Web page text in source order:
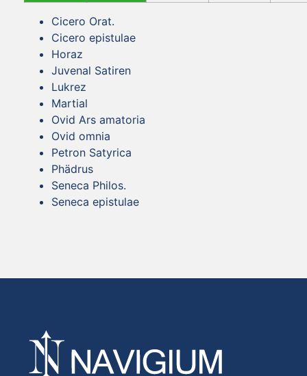
Cicero Orat.
Cicero epistulae
Horaz
Juvenal Satiren
Lukrez
Martial
Ovid Ars amatoria
Ovid omnia
Petron Satyrica
Phädrus
Seneca Philos.
Seneca epistulae